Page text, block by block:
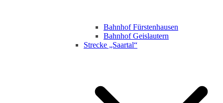
Bahnhof Fürstenhausen
Bahnhof Geislautern
Strecke „Saartal“